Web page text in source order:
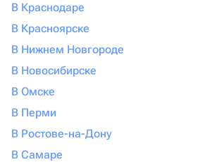
В Краснодаре
В Красноярске
В Нижнем Новгороде
В Новосибирске
В Омске
В Перми
В Ростове-на-Дону
В Самаре